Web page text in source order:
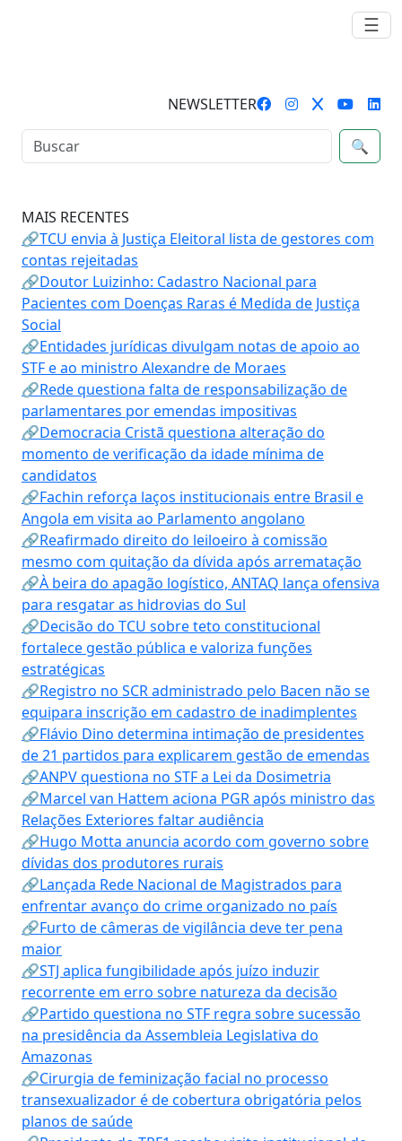
☰
NEWSLETTER
🔍
MAIS RECENTES
🔗TCU envia à Justiça Eleitoral lista de gestores com
contas rejeitadas
🔗Doutor Luizinho: Cadastro Nacional para
Pacientes com Doenças Raras é Medida de Justiça
Social
🔗Entidades jurídicas divulgam notas de apoio ao
STF e ao ministro Alexandre de Moraes
🔗Rede questiona falta de responsabilização de
parlamentares por emendas impositivas
🔗Democracia Cristã questiona alteração do
momento de verificação da idade mínima de
candidatos
🔗Fachin reforça laços institucionais entre Brasil e
Angola em visita ao Parlamento angolano
🔗Reafirmado direito do leiloeiro à comissão
mesmo com quitação da dívida após arrematação
🔗À beira do apagão logístico, ANTAQ lança ofensiva
para resgatar as hidrovias do Sul
🔗Decisão do TCU sobre teto constitucional
fortalece gestão pública e valoriza funções
estratégicas
🔗Registro no SCR administrado pelo Bacen não se
equipara inscrição em cadastro de inadimplentes
🔗Flávio Dino determina intimação de presidentes
de 21 partidos para explicarem gestão de emendas
🔗ANPV questiona no STF a Lei da Dosimetria
🔗Marcel van Hattem aciona PGR após ministro das
Relações Exteriores faltar audiência
🔗Hugo Motta anuncia acordo com governo sobre
dívidas dos produtores rurais
🔗Lançada Rede Nacional de Magistrados para
enfrentar avanço do crime organizado no país
🔗Furto de câmeras de vigilância deve ter pena
maior
🔗STJ aplica fungibilidade após juízo induzir
recorrente em erro sobre natureza da decisão
🔗Partido questiona no STF regra sobre sucessão
na presidência da Assembleia Legislativa do
Amazonas
🔗Cirurgia de feminização facial no processo
transexualizador é de cobertura obrigatória pelos
planos de saúde